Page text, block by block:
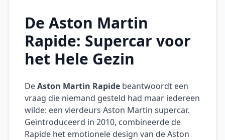
De Aston Martin
Rapide: Supercar voor
het Hele Gezin
DeAston Martin Rapide beantwoordt een
vraag die niemand gesteld had maar iedereen
wilde: een vierdeurs Aston Martin supercar.
Geïntroduceerd in 2010, combineerde de
Rapide het emotionele design van de Aston